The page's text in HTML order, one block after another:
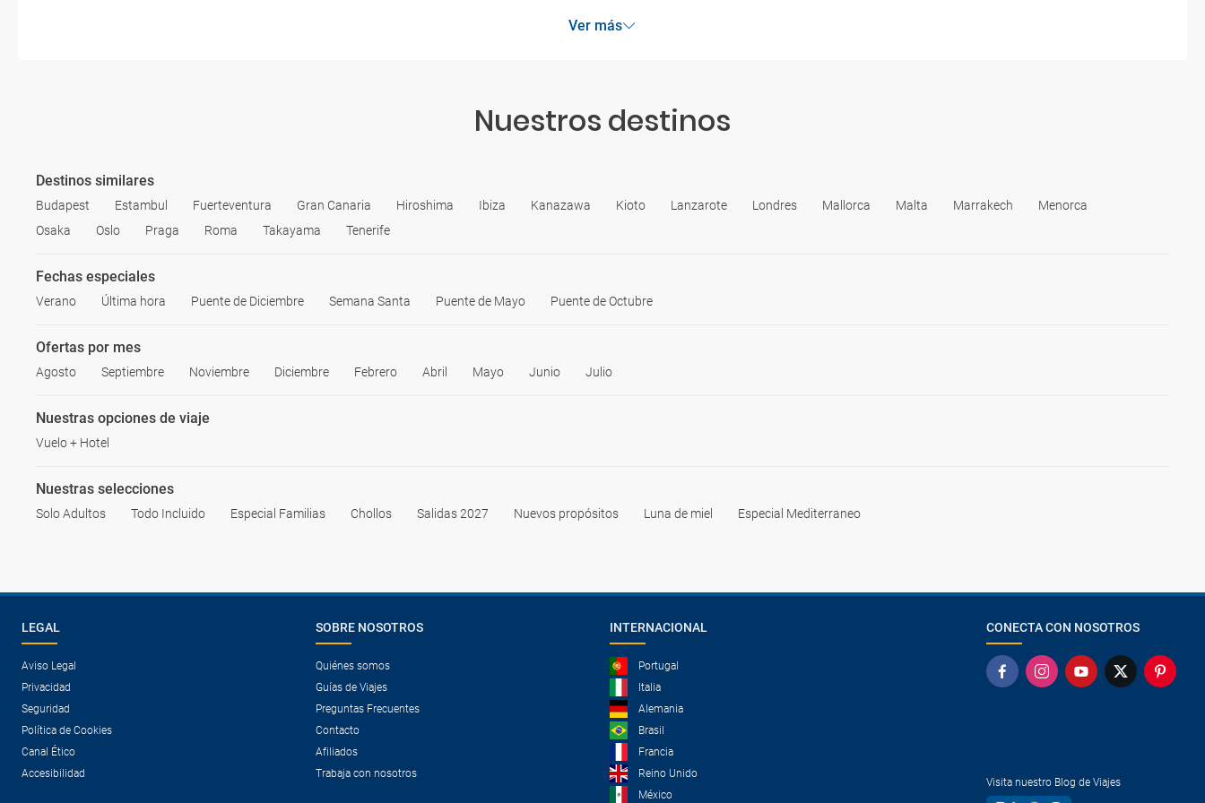
Ver más
Nuestros destinos
Destinos similares
Budapest Estambul Fuerteventura Gran Canaria Hiroshima Ibiza Kanazawa Kioto Lanzarote Londres Mallorca Malta Marrakech
Menorca
Osaka
Oslo Praga Roma Takayama Tenerife
Fechas especiales
Verano Última hora Puente de Diciembre Semana Santa Puente de Mayo Puente de Octubre
Ofertas por mes
Agosto Septiembre Noviembre Diciembre Febrero Abril Mayo Junio Julio
Nuestras opciones de viaje
Vuelo + Hotel
Nuestras selecciones
Solo Adultos Todo Incluido Especial Familias Chollos Salidas 2027 Nuevos propósitos Luna de miel Especial Mediterraneo
LEGAL
Aviso Legal
Privacidad
Seguridad
Política de Cookies
Canal Ético
Accesibilidad
SOBRE NOSOTROS
Quiénes somos
Guías de Viajes
Preguntas Frecuentes
Contacto
Afiliados
Trabaja con nosotros
INTERNACIONAL
Portugal
Italia
Alemania
Brasil
Francia
Reino Unido
México
CONECTA CON NOSOTROS
Visita nuestro Blog de Viajes